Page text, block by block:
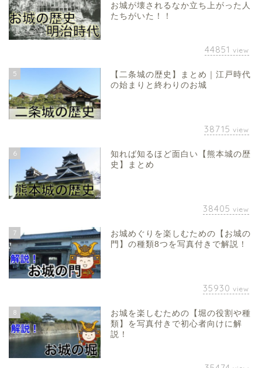
お城が壊されるなか立ち上がった人
たちがいた！！
44851 view
5
【二条城の歴史】まとめ｜江戸時代
の始まりと終わりのお城
38715 view
6
知れば知るほど面白い【熊本城の歴
史】まとめ
38405 view
7
お城めぐりを楽しむための【お城の
門】の種類8つを写真付きで解説！
35930 view
8
お城を楽しむための【堀の役割や種
類】を写真付きで初心者向けに解
説！